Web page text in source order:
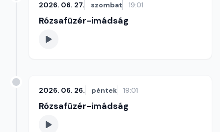
2026. 06. 27. szombat 19:01
Rózsafüzér-imádság
2026. 06. 26. péntek 19:01
Rózsafüzér-imádság